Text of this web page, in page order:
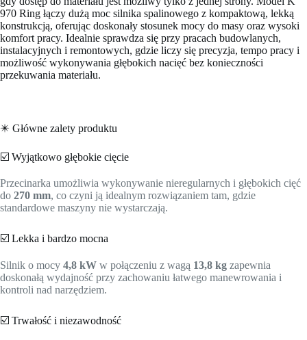
970 Ring łączy dużą moc silnika spalinowego z kompaktową, lekką
konstrukcją, oferując doskonały stosunek mocy do masy oraz wysoki
komfort pracy. Idealnie sprawdza się przy pracach budowlanych,
instalacyjnych i remontowych, gdzie liczy się precyzja, tempo pracy i
możliwość wykonywania głębokich nacięć bez konieczności
przekuwania materiału.
✴️ Główne zalety produktu
☑️ Wyjątkowo głębokie cięcie
Przecinarka umożliwia wykonywanie nieregularnych i głębokich cięć
do 270 mm, co czyni ją idealnym rozwiązaniem tam, gdzie
standardowe maszyny nie wystarczają.
☑️ Lekka i bardzo mocna
Silnik o mocy 4,8 kW w połączeniu z wagą 13,8 kg zapewnia
doskonałą wydajność przy zachowaniu łatwego manewrowania i
kontroli nad narzędziem.
☑️ Trwałość i niezawodność